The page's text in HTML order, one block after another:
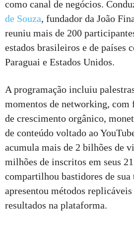
como canal de negócios.
de Souza, fundador da João
reuniu mais de 200
estados brasileiros e de países
Paraguai e Estados Unidos.
A programação incluiu
momentos de networking, com
de crescimento orgânico,
de conteúdo voltado ao
acumula mais de 2 bilhões de
milhões de inscritos em seus
compartilhou bastidores de
apresentou métodos
resultados na plataforma.